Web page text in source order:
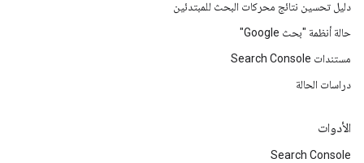
دليل تحسين نتائج محركات البحث للمبتدئين
حالة أنظمة "بحث Google"
مستندات Search Console
دراسات الحالة
الأدوات
Search Console